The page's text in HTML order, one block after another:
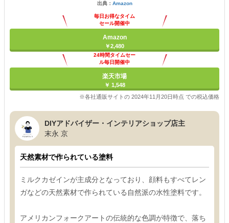
出典： Amazon
毎日お得なタイム
セール開催中
Amazon
￥2,480
24時間タイムセー
ル毎日開催中
楽天市場
￥ 1,548
※各社通販サイトの 2024年11月20日時点 での税込価格
DIYアドバイザー・インテリアショップ店主
末永 京
天然素材で作られている塗料
ミルクカゼインが主成分となっており、顔料もすべてレン
ガなどの天然素材で作られている自然派の水性塗料です。
アメリカンフォークアートの伝統的な色調が特徴で、落ち